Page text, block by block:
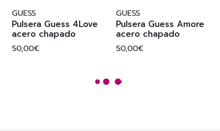
GUESS
Pulsera Guess 4Love
acero chapado
50,00€
GUESS
Pulsera Guess Amore
acero chapado
50,00€